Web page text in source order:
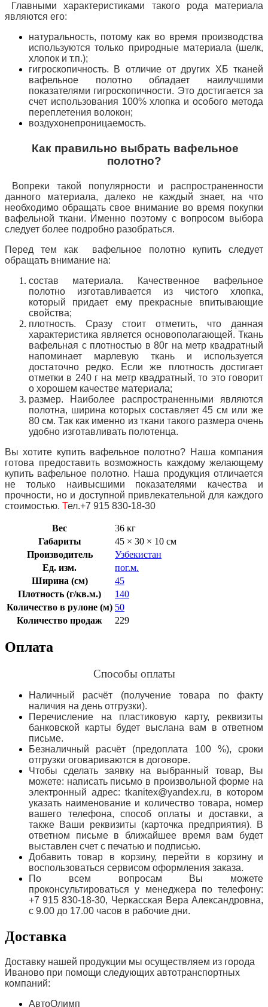
Главными характеристиками такого рода материала
являются его:
натуральность, потому как во время производства
используются только природные материала (шелк,
хлопок и т.п.);
гигроскопичность. В отличие от других ХБ тканей
вафельное полотно обладает наилучшими
показателями гигроскопичности. Это достигается за
счет использования 100% хлопка и особого метода
переплетения волокон;
воздухонепроницаемость.
Как правильно выбрать вафельное
полотно?
Вопреки такой популярности и распространенности
данного материала, далеко не каждый знает, на что
необходимо обращать свое внимание во время покупки
вафельной ткани. Именно поэтому с вопросом выбора
следует более подробно разобраться.
Перед тем как вафельное полотно купить следует
обращать внимание на:
состав материала. Качественное вафельное
полотно изготавливается из чистого хлопка,
который придает ему прекрасные впитывающие
свойства;
плотность. Сразу стоит отметить, что данная
характеристика является основополагающей. Ткань
вафельная с плотностью в 80г на метр квадратный
напоминает марлевую ткань и используется
достаточно редко. Если же плотность достигает
отметки в 240 г на метр квадратный, то это говорит
о хорошем качестве материала;
размер. Наиболее распространенными являются
полотна, ширина которых составляет 45 см или же
80 см. Так как именно из ткани такого размера очень
удобно изготавливать полотенца.
Вы хотите купить вафельное полотно? Наша компания
готова предоставить возможность каждому желающему
купить вафельное полотно. Наша продукция отличается
не только наивысшими показателями качества и
прочности, но и доступной привлекательной для каждого
стоимостью. Тел.+7 915 830-18-30
Вес
36 кг
Габариты
45 × 30 × 10 см
Производитель
Узбекистан
Ед. изм.
пог.м.
Ширина (см)
45
Плотность (г/кв.м.)
140
Количество в рулоне (м) 50
Количество продаж
229
Оплата
Способы оплаты
Наличный расчёт (получение товара по факту
наличия на день отгрузки).
Перечисление на пластиковую карту, реквизиты
банковской карты будет выслана вам в ответном
письме.
Безналичный расчёт (предоплата 100 %), сроки
отгрузки оговариваются в договоре.
Чтобы сделать заявку на выбранный товар, Вы
можете: написать письмо в произвольной форме на
электронный адрес: tkanitex@yandex.ru, в котором
указать наименование и количество товара, номер
вашего телефона, способ оплаты и доставки, а
также Ваши реквизиты (карточка предприятия). В
ответном письме в ближайшее время вам будет
выставлен счет с печатью и подписью.
Добавить товар в корзину, перейти в корзину и
воспользоваться сервисом оформления заказа.
По всем вопросам Вы можете
проконсультироваться у менеджера по телефону:
+7 915 830-18-30, Черкасская Вера Александровна,
с 9.00 до 17.00 часов в рабочие дни.
Доставка
Доставку нашей продукции мы осуществляем из города
Иваново при помощи следующих автотранспортных
компаний:
АвтоОлимп